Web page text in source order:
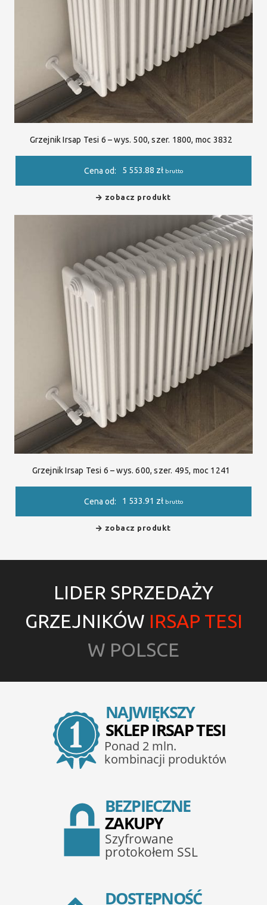
Grzejnik Irsap Tesi 6 – wys. 500, szer. 1800, moc 3832
Cena od: 5 553.88 zł brutto
zobacz produkt
Grzejnik Irsap Tesi 6 – wys. 600, szer. 495, moc 1241
Cena od: 1 533.91 zł brutto
zobacz produkt
LIDER SPRZEDAŻY
GRZEJNIKÓW IRSAP TESI
W POLSCE